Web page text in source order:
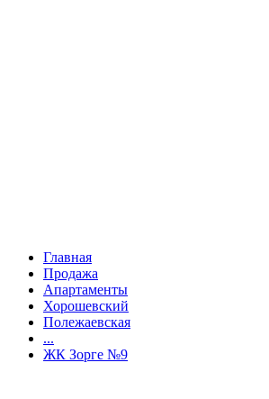
Главная
Продажа
Апартаменты
Хорошевский
Полежаевская
...
ЖК Зорге №9